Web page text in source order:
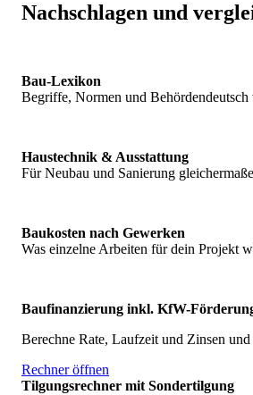
Nachschlagen und
Bau-Lexikon
Begriffe, Normen und Behördendeutsch
Haustechnik & Ausstattung
Für Neubau und Sanierung
Baukosten nach Gewerken
Was einzelne Arbeiten für dein Projekt
Baufinanzierung inkl. KfW-
Berechne Rate, Laufzeit und Zinsen
Rechner öffnen
Tilgungsrechner mit Sondertilgung